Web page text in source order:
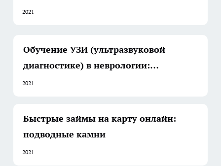
2021
Обучение УЗИ (ультразвуковой
диагностике) в неврологии:
Современные подходы и
2021
Быстрые займы на карту онлайн:
подводные камни
2021